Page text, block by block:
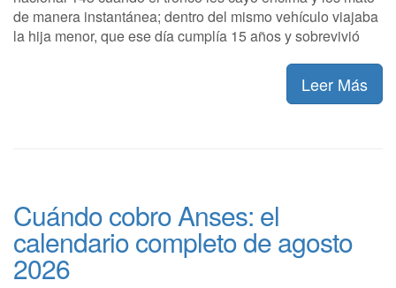
de manera instantánea; dentro del mismo vehículo viajaba
la hija menor, que ese día cumplía 15 años y sobrevivió
Leer Más
Cuándo cobro Anses: el
calendario completo de agosto
2026